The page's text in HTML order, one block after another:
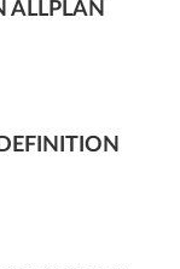
ALLPLAN